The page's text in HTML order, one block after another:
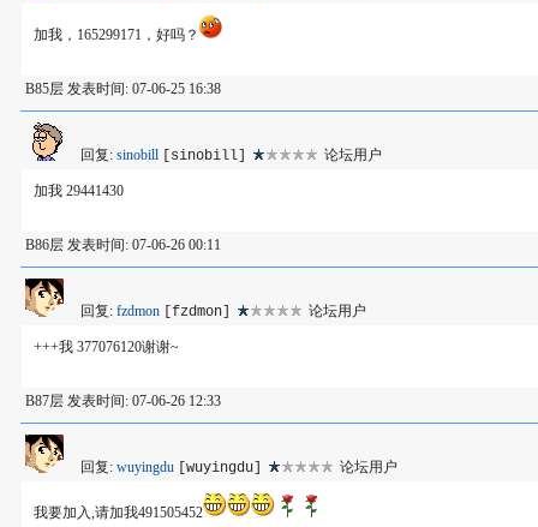
加我，165299171，好吗？
B85层 发表时间: 07-06-25 16:38
回复: sinobill [sinobill] 论坛用户
加我 29441430
B86层 发表时间: 07-06-26 00:11
回复: fzdmon [fzdmon] 论坛用户
+++我 377076120谢谢~
B87层 发表时间: 07-06-26 12:33
回复: wuyingdu [wuyingdu] 论坛用户
我要加入,请加我491505452